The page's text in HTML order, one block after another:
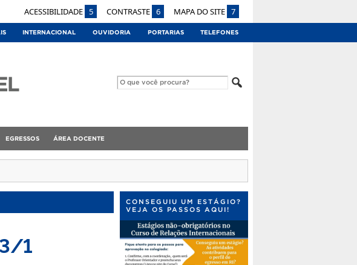
ACESSIBILIDADE 5 CONTRASTE 6 MAPA DO SITE 7
INTERNACIONAL OUVIDORIA PORTARIAS TELEFONES
EGRESSOS ÁREA DOCENTE
1
CONSEGUIU UM ESTÁGIO?
VEJA OS PASSOS AQUI!